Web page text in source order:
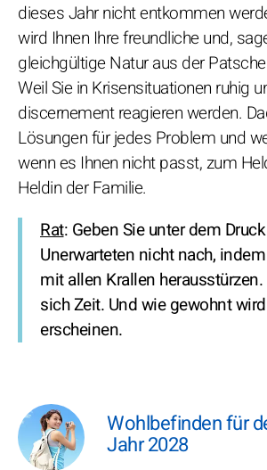
dieses Jahr nicht entkommen
wird Ihnen Ihre freundliche und,
gleichgültige Natur aus der
Weil Sie in Krisensituationen ruhig
discernement reagieren werden.
Lösungen für jedes Problem und
wenn es Ihnen nicht passt, zum
Heldin der Familie.
Rat: Geben Sie unter dem
Unerwarteten nicht nach,
mit allen Krallen
sich Zeit. Und wie gewohnt
erscheinen.
Wohlbefinden für
Jahr 2028